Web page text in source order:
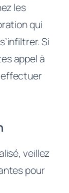
les
qui
Si
appel à
effectuer
veillez
pour